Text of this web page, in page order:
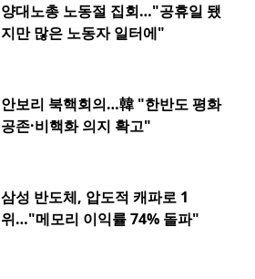
양대노총 노동절 집회…"공휴일 됐
지만 많은 노동자 일터에"
안보리 북핵회의…韓 "한반도 평화
공존·비핵화 의지 확고"
삼성 반도체, 압도적 캐파로 1
위…"메모리 이익률 74% 돌파"